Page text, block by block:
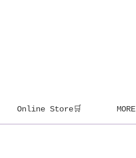
Online Store🛒 MORE